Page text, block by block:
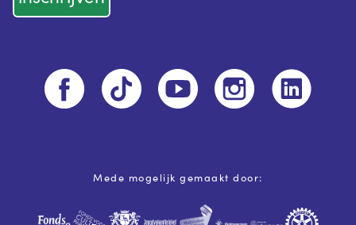
Mede mogelijk gemaakt door: